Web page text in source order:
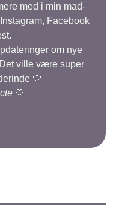
med i min mad-
Facebook
om nye
ville være super
🤍
🤍